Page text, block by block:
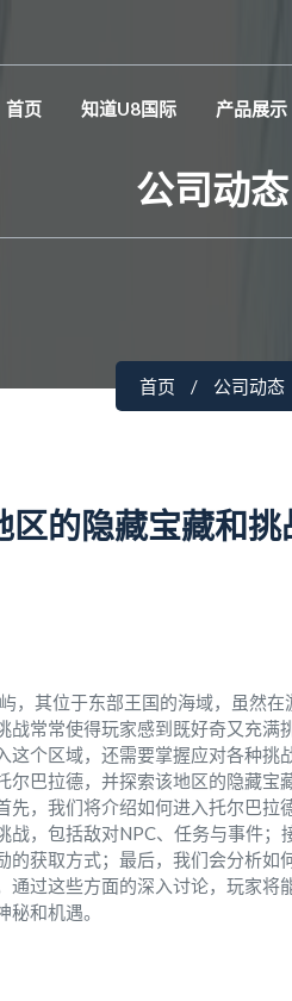
首页 知道U8国际 产品展示
公司动态
首页 公司动态
区的隐藏宝藏和挑
，其位于东部王国的海域，虽然在
常常使得玩家感到既好奇又充满
个区域，还需要掌握应对各种挑
巴拉德，并探索该地区的隐藏宝
，我们将介绍如何进入托尔巴拉
，包括敌对NPC、任务与事件；
获取方式；最后，我们会分析如
过这些方面的深入讨论，玩家将
和机遇。